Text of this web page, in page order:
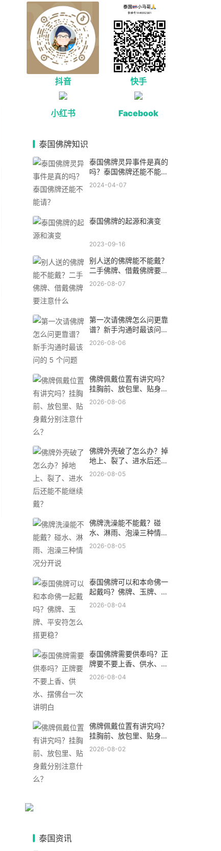
抖音 快手
小红书 Facebook
泰国佛牌知识
泰国佛牌灵异事件是真的
吗？泰国佛牌还能不能
请？
2024-04-07
泰国佛牌的起源和演变
2023-09-16
别人送的佛牌能不能戴？
二手佛牌、借戴佛牌要注
意什么
2026-08-07
第一次请佛牌怎么问更靠
谱？新手沟通时最该问的
5 个问题
2026-08-06
佛牌佩戴位置有讲究吗？
挂胸前、放包里、贴身戴
分别注意什么？
2026-08-06
佛牌外壳破了怎么办？掉
地上、裂了、进水后还能
不能继续戴？
2026-08-05
佛牌洗澡能不能戴？碰
水、淋雨、泡澡三种情况
分开说
2026-08-05
泰国佛牌可以和本命佛一
起戴吗？佛牌、玉牌、平
安符怎么搭更稳？
2026-08-04
泰国佛牌需要供奉吗？正
牌要不要上香、供水、摆
佛台一次讲明白
2026-08-04
佛牌佩戴位置有讲究吗？
挂胸前、放包里、贴身戴
分别注意什么？
2026-08-02
泰国资讯